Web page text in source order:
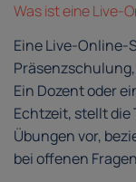
Was ist eine Live-
Eine Live-
Ein Dozent oder
Echtzeit, stellt die
Übungen vor,
bei offenen